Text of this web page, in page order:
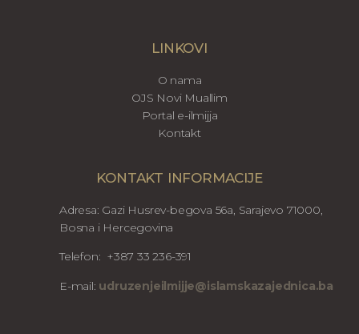
LINKOVI
O nama
OJS Novi Muallim
Portal e-ilmijja
Kontakt
KONTAKT INFORMACIJE
Adresa: Gazi Husrev-begova 56a, Sarajevo 71000,
Bosna i Hercegovina
Telefon: +387 33 236-391
E-mail: udruzenjeilmijje@islamskazajednica.ba